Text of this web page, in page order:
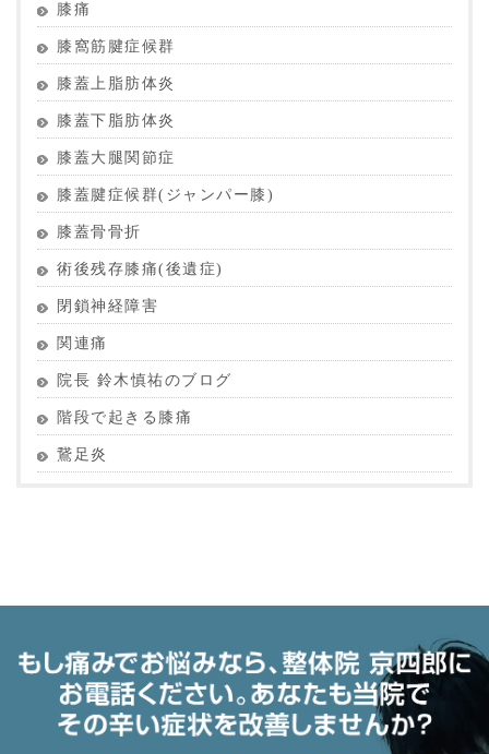
膝痛
膝窩筋腱症候群
膝蓋上脂肪体炎
膝蓋下脂肪体炎
膝蓋大腿関節症
膝蓋腱症候群(ジャンパー膝)
膝蓋骨骨折
術後残存膝痛(後遺症)
閉鎖神経障害
関連痛
院長 鈴木慎祐のブログ
階段で起きる膝痛
鵞足炎